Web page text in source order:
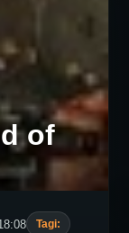
of
Tagi: